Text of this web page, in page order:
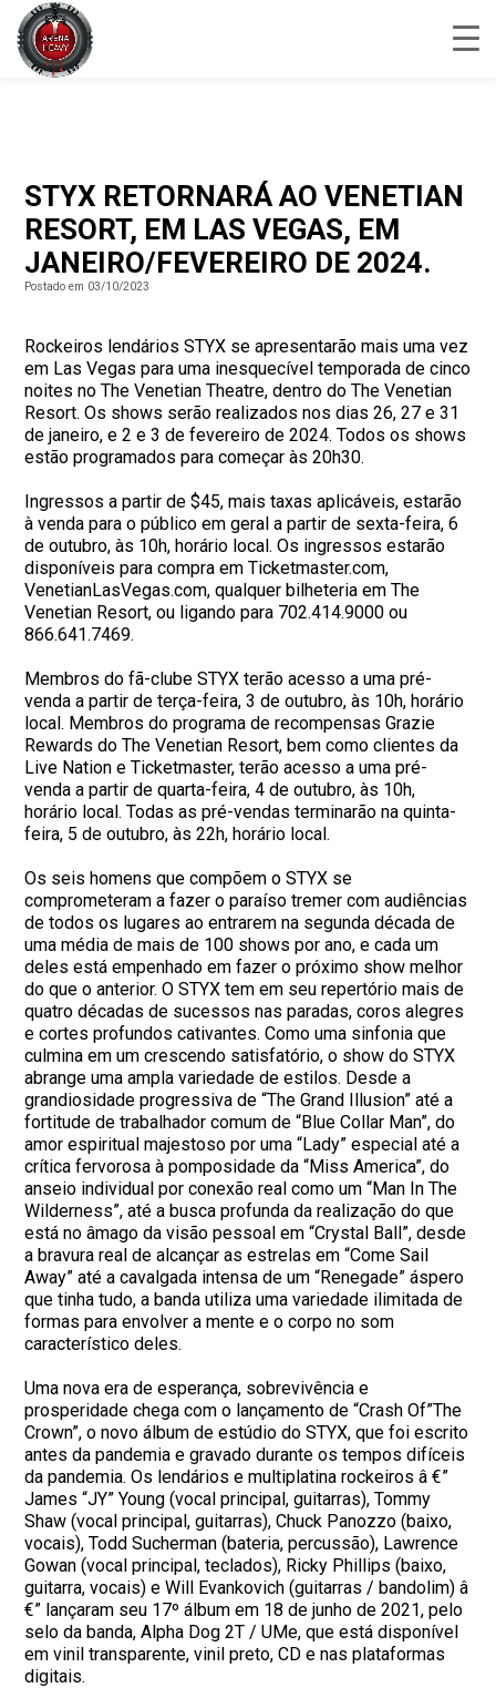
STYX RETORNARÁ AO VENETIAN
RESORT, EM LAS VEGAS, EM
JANEIRO/FEVEREIRO DE 2024.
Postado em 03/10/2023
Rockeiros lendários STYX se apresentarão mais uma vez
em Las Vegas para uma inesquecível temporada de cinco
noites no The Venetian Theatre, dentro do The Venetian
Resort. Os shows serão realizados nos dias 26, 27 e 31
de janeiro, e 2 e 3 de fevereiro de 2024. Todos os shows
estão programados para começar às 20h30.
Ingressos a partir de $45, mais taxas aplicáveis, estarão
à venda para o público em geral a partir de sexta-feira, 6
de outubro, às 10h, horário local. Os ingressos estarão
disponíveis para compra em Ticketmaster.com,
VenetianLasVegas.com, qualquer bilheteria em The
Venetian Resort, ou ligando para 702.414.9000 ou
866.641.7469.
Membros do fã-clube STYX terão acesso a uma pré-
venda a partir de terça-feira, 3 de outubro, às 10h, horário
local. Membros do programa de recompensas Grazie
Rewards do The Venetian Resort, bem como clientes da
Live Nation e Ticketmaster, terão acesso a uma pré-
venda a partir de quarta-feira, 4 de outubro, às 10h,
horário local. Todas as pré-vendas terminarão na quinta-
feira, 5 de outubro, às 22h, horário local.
Os seis homens que compõem o STYX se
comprometeram a fazer o paraíso tremer com audiências
de todos os lugares ao entrarem na segunda década de
uma média de mais de 100 shows por ano, e cada um
deles está empenhado em fazer o próximo show melhor
do que o anterior. O STYX tem em seu repertório mais de
quatro décadas de sucessos nas paradas, coros alegres
e cortes profundos cativantes. Como uma sinfonia que
culmina em um crescendo satisfatório, o show do STYX
abrange uma ampla variedade de estilos. Desde a
grandiosidade progressiva de “The Grand Illusion” até a
fortitude de trabalhador comum de “Blue Collar Man”, do
amor espiritual majestoso por uma “Lady” especial até a
crítica fervorosa à pomposidade da “Miss America”, do
anseio individual por conexão real como um “Man In The
Wilderness”, até a busca profunda da realização do que
está no âmago da visão pessoal em “Crystal Ball”, desde
a bravura real de alcançar as estrelas em “Come Sail
Away” até a cavalgada intensa de um “Renegade” áspero
que tinha tudo, a banda utiliza uma variedade ilimitada de
formas para envolver a mente e o corpo no som
característico deles.
Uma nova era de esperança, sobrevivência e
prosperidade chega com o lançamento de “Crash Of”The
Crown”, o novo álbum de estúdio do STYX, que foi escrito
antes da pandemia e gravado durante os tempos difíceis
da pandemia. Os lendários e multiplatina rockeiros â €”
James “JY” Young (vocal principal, guitarras), Tommy
Shaw (vocal principal, guitarras), Chuck Panozzo (baixo,
vocais), Todd Sucherman (bateria, percussão), Lawrence
Gowan (vocal principal, teclados), Ricky Phillips (baixo,
guitarra, vocais) e Will Evankovich (guitarras / bandolim) â
€” lançaram seu 17º álbum em 18 de junho de 2021, pelo
selo da banda, Alpha Dog 2T / UMe, que está disponível
em vinil transparente, vinil preto, CD e nas plataformas
digitais.